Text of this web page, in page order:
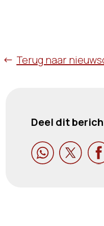
Terug naar
Deel dit
  